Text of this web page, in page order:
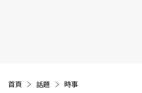
首頁 話題 時事